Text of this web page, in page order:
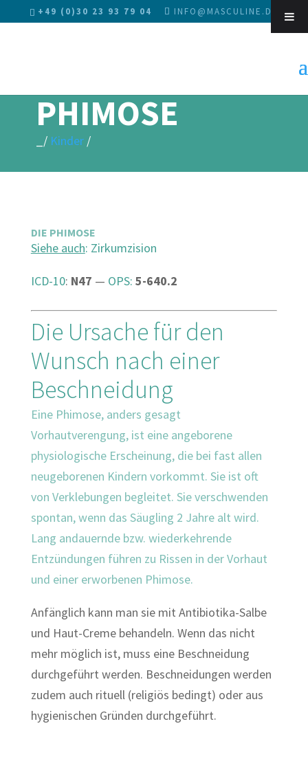
+49 (0)30 23 93 79 04 INFO@MASCULINE.DE
PHIMOSE
_/ Kinder/
DIE PHIMOSE
Siehe auch: Zirkumzision
ICD-10: N47 — OPS: 5-640.2
Die Ursache für den
Wunsch nach einer
Beschneidung
Eine Phimose, anders gesagt
Vorhautverengung, ist eine angeborene
physiologische Erscheinung, die bei fast allen
neugeborenen Kindern vorkommt. Sie ist oft
von Verklebungen begleitet. Sie verschwenden
spontan, wenn das Säugling 2 Jahre alt wird.
Lang andauernde bzw. wiederkehrende
Entzündungen führen zu Rissen in der Vorhaut
und einer erworbenen Phimose.
Anfänglich kann man sie mit Antibiotika-Salbe
und Haut-Creme behandeln. Wenn das nicht
mehr möglich ist, muss eine Beschneidung
durchgeführt werden. Beschneidungen werden
zudem auch rituell (religiös bedingt) oder aus
hygienischen Gründen durchgeführt.